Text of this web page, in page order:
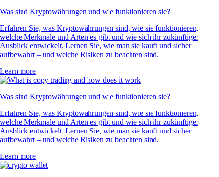
Was sind Kryptowährungen und wie funktionieren sie?
Erfahren Sie, was Kryptowährungen sind, wie sie funktionieren,
welche Merkmale und Arten es gibt und wie sich ihr zukünftiger
Ausblick entwickelt. Lernen Sie, wie man sie kauft und sicher
aufbewahrt – und welche Risiken zu beachten sind.
Learn more
Was sind Kryptowährungen und wie funktionieren sie?
Erfahren Sie, was Kryptowährungen sind, wie sie funktionieren,
welche Merkmale und Arten es gibt und wie sich ihr zukünftiger
Ausblick entwickelt. Lernen Sie, wie man sie kauft und sicher
aufbewahrt – und welche Risiken zu beachten sind.
Learn more